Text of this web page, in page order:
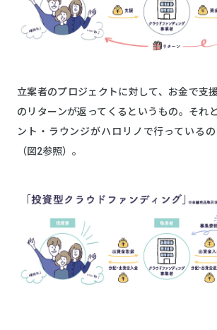
立案者のプロジェクトに対して、お金で支
のリターンが返ってくるというもの。それ
ント・ラウンジがハロリノで行っている
（図2参照）。